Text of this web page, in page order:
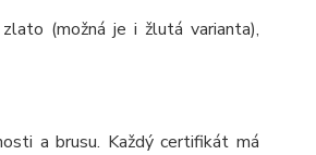
(možná je i žlutá varianta),
a brusu. Každý certifikát má